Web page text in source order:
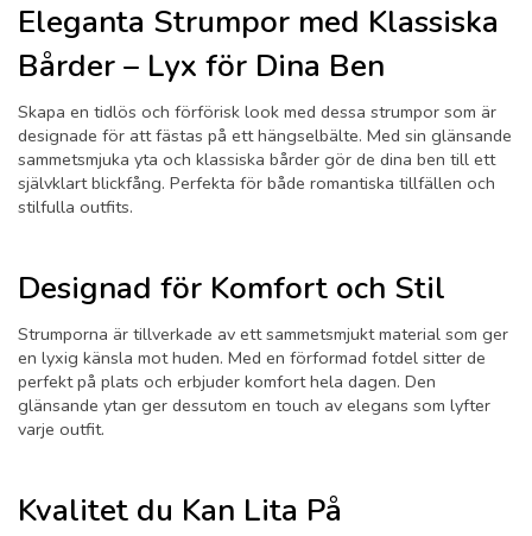
Eleganta Strumpor med Klassiska
Bårder – Lyx för Dina Ben
Skapa en tidlös och förförisk look med dessa strumpor som är
designade för att fästas på ett hängselbälte. Med sin glänsande
sammetsmjuka yta och klassiska bårder gör de dina ben till ett
självklart blickfång. Perfekta för både romantiska tillfällen och
stilfulla outfits.
Designad för Komfort och Stil
Strumporna är tillverkade av ett sammetsmjukt material som ger
en lyxig känsla mot huden. Med en förformad fotdel sitter de
perfekt på plats och erbjuder komfort hela dagen. Den
glänsande ytan ger dessutom en touch av elegans som lyfter
varje outfit.
Kvalitet du Kan Lita På